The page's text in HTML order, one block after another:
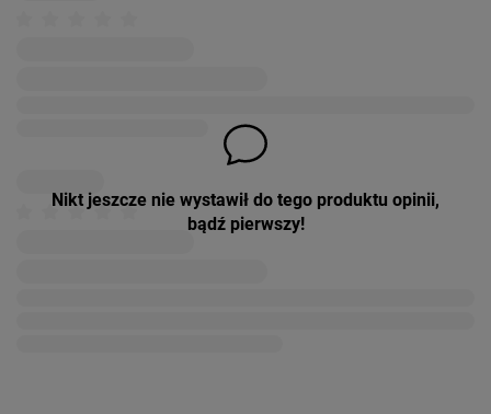
Nikt jeszcze nie wystawił do tego produktu opinii,
bądź pierwszy!